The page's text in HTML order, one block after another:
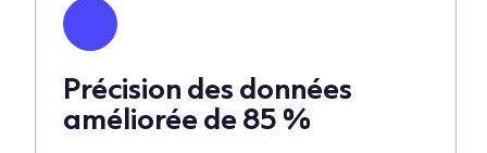
Précision des données
améliorée de 85 %